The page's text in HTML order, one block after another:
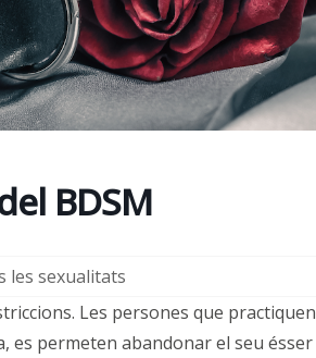
BDSM
les sexualitats
Les persones que practiquen
es permeten abandonar el seu ésser